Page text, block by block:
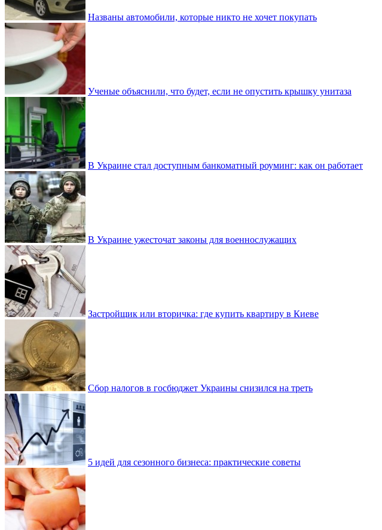
Названы автомобили, которые никто не хочет покупать
Ученые объяснили, что будет, если не опустить крышку унитаза
В Украине стал доступным банкоматный роуминг: как он работает
В Украине ужесточат законы для военнослужащих
Застройщик или вторичка: где купить квартиру в Киеве
Сбор налогов в госбюджет Украины снизился на треть
5 идей для сезонного бизнеса: практические советы